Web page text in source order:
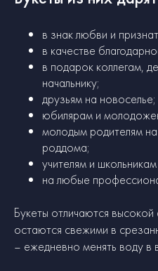
в знак любви и
в качестве
в подарок коллегам,
начальнику;
друзьям на новоселье;
юбилярам и
молодым родителям
роддома;
учителям и
на любые
Букеты отличаются
остаются свежими в
– ежедневно менять воду в